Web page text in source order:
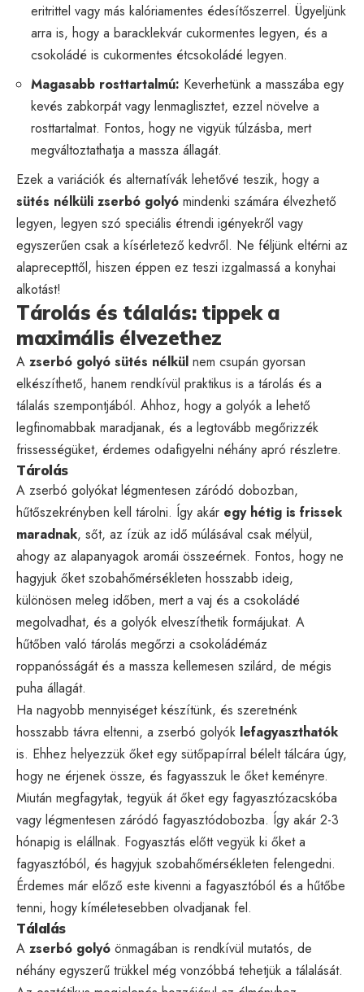
eritrittel vagy más kalóriamentes édesítőszerrel. Ügyeljünk
arra is, hogy a baracklekvár cukormentes legyen, és a
csokoládé is cukormentes étcsokoládé legyen.
Magasabb rosttartalmú: Keverhetünk a masszába egy
kevés zabkorpát vagy lenmaglisztet, ezzel növelve a
rosttartalmat. Fontos, hogy ne vigyük túlzásba, mert
megváltoztathatja a massza állagát.
Ezek a variációk és alternatívák lehetővé teszik, hogy a
sütés nélküli zserbó golyó mindenki számára élvezhető
legyen, legyen szó speciális étrendi igényekről vagy
egyszerűen csak a kísérletező kedvről. Ne féljünk eltérni az
alaprecepttől, hiszen éppen ez teszi izgalmassá a konyhai
alkotást!
Tárolás és tálalás: tippek a
maximális élvezethez
A zserbó golyó sütés nélkül nem csupán gyorsan
elkészíthető, hanem rendkívül praktikus is a tárolás és a
tálalás szempontjából. Ahhoz, hogy a golyók a lehető
legfinomabbak maradjanak, és a legtovább megőrizzék
frissességüket, érdemes odafigyelni néhány apró részletre.
Tárolás
A zserbó golyókat légmentesen záródó dobozban,
hűtőszekrényben kell tárolni. Így akár egy hétig is frissek
maradnak, sőt, az ízük az idő múlásával csak mélyül,
ahogy az alapanyagok aromái összeérnek. Fontos, hogy ne
hagyjuk őket szobahőmérsékleten hosszabb ideig,
különösen meleg időben, mert a vaj és a csokoládé
megolvadhat, és a golyók elveszíthetik formájukat. A
hűtőben való tárolás megőrzi a csokoládémáz
roppanósságát és a massza kellemesen szilárd, de mégis
puha állagát.
Ha nagyobb mennyiséget készítünk, és szeretnénk
hosszabb távra eltenni, a zserbó golyók lefagyaszthatók
is. Ehhez helyezzük őket egy sütőpapírral bélelt tálcára úgy,
hogy ne érjenek össze, és fagyasszuk le őket keményre.
Miután megfagytak, tegyük át őket egy fagyasztózacskóba
vagy légmentesen záródó fagyasztódobozba. Így akár 2-3
hónapig is elállnak. Fogyasztás előtt vegyük ki őket a
fagyasztóból, és hagyjuk szobahőmérsékleten felengedni.
Érdemes már előző este kivenni a fagyasztóból és a hűtőbe
tenni, hogy kíméletesebben olvadjanak fel.
Tálalás
A zserbó golyó önmagában is rendkívül mutatós, de
néhány egyszerű trükkel még vonzóbbá tehetjük a tálalását.